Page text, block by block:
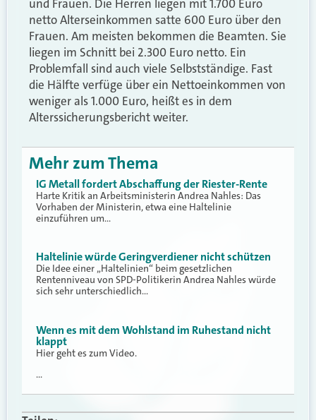
und Frauen. Die Herren liegen mit 1.700 Euro
netto Alterseinkommen satte 600 Euro über den
Frauen. Am meisten bekommen die Beamten. Sie
liegen im Schnitt bei 2.300 Euro netto. Ein
Problemfall sind auch viele Selbstständige. Fast
die Hälfte verfüge über ein Nettoeinkommen von
weniger als 1.000 Euro, heißt es in dem
Alterssicherungsbericht weiter.
Mehr zum Thema
IG Metall fordert Abschaffung der Riester-Rente
Harte Kritik an Arbeitsministerin Andrea Nahles: Das
Vorhaben der Ministerin, etwa eine Haltelinie
einzuführen um…
Haltelinie würde Geringverdiener nicht schützen
Die Idee einer „Haltelinien“ beim gesetzlichen
Rentenniveau von SPD-Politikerin Andrea Nahles würde
sich sehr unterschiedlich…
Wenn es mit dem Wohlstand im Ruhestand nicht
klappt
Hier geht es zum Video.
…